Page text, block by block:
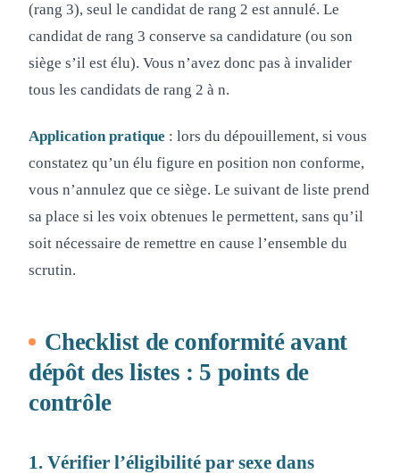
(rang 3), seul le candidat de rang 2 est annulé. Le
candidat de rang 3 conserve sa candidature (ou son
siège s’il est élu). Vous n’avez donc pas à invalider
tous les candidats de rang 2 à n.
Application pratique : lors du dépouillement, si vous
constatez qu’un élu figure en position non conforme,
vous n’annulez que ce siège. Le suivant de liste prend
sa place si les voix obtenues le permettent, sans qu’il
soit nécessaire de remettre en cause l’ensemble du
scrutin.
Checklist de conformité avant
dépôt des listes : 5 points de
contrôle
1. Vérifier l’éligibilité par sexe dans